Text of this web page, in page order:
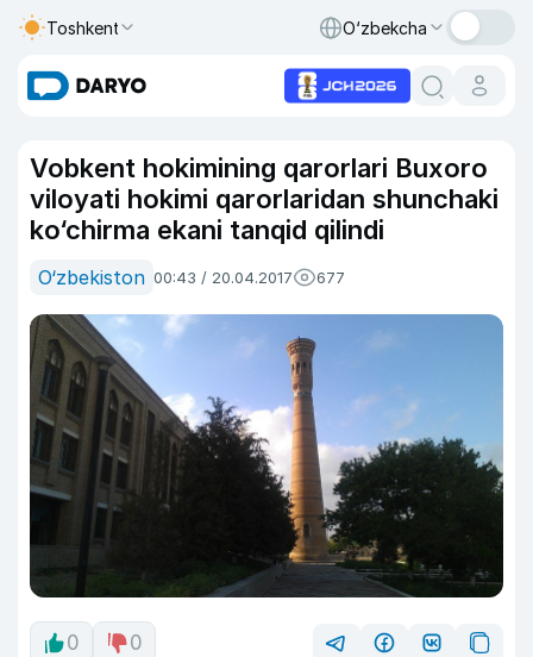
Toshkent O‘zbekcha
Vobkent hokimining qarorlari Buxoro
viloyati hokimi qarorlaridan shunchaki
ko‘chirma ekani tanqid qilindi
O‘zbekiston 00:43 / 20.04.2017 677
0 0